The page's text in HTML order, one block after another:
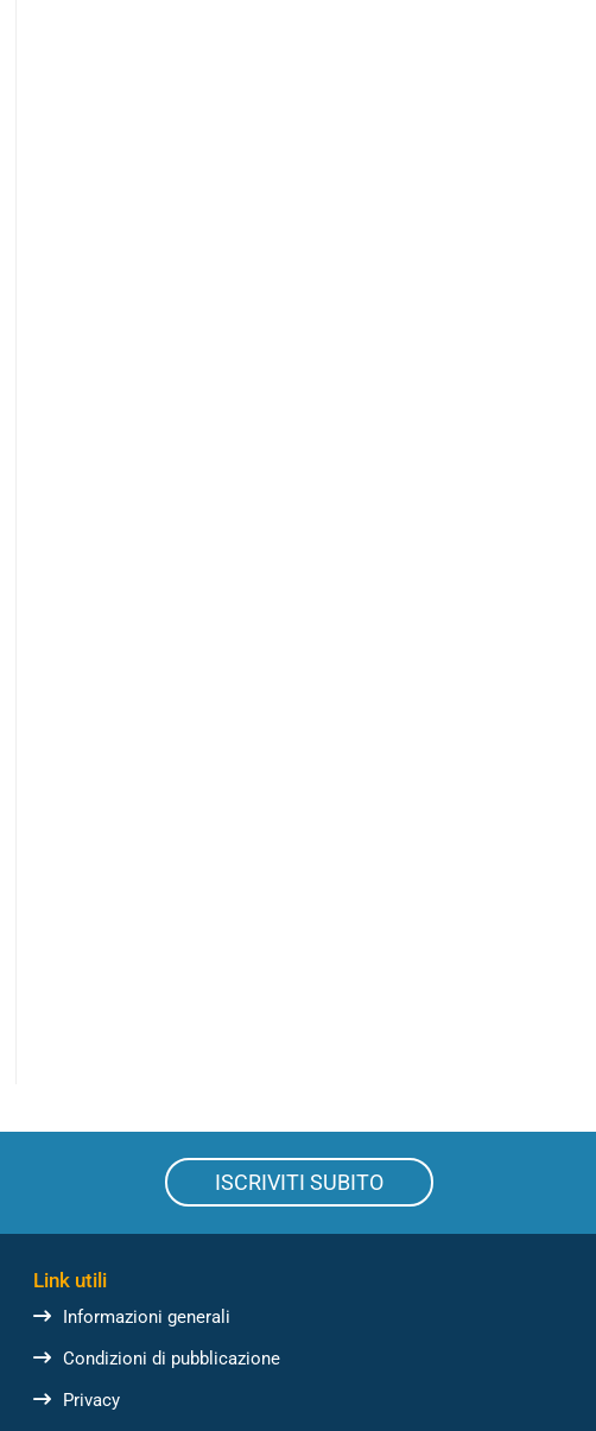
ISCRIVITI SUBITO
Link utili
Informazioni generali
Condizioni di pubblicazione
Privacy